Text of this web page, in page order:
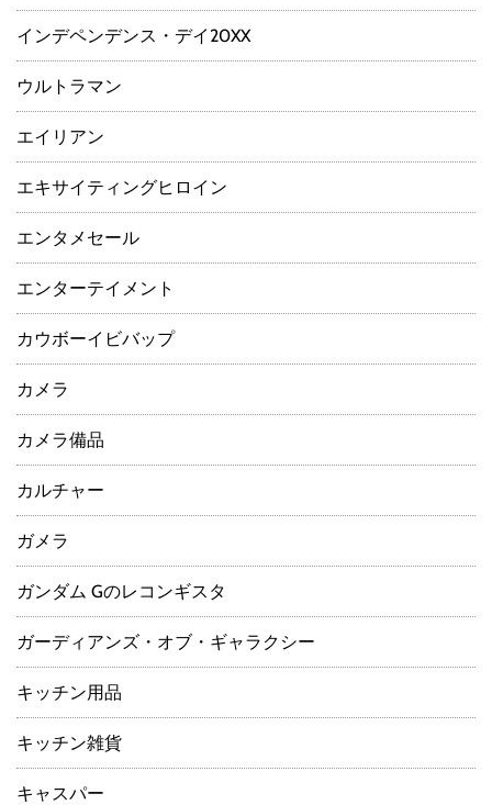
インデペンデンス・デイ20XX
ウルトラマン
エイリアン
エキサイティングヒロイン
エンタメセール
エンターテイメント
カウボーイビバップ
カメラ
カメラ備品
カルチャー
ガメラ
ガンダム Gのレコンギスタ
ガーディアンズ・オブ・ギャラクシー
キッチン用品
キッチン雑貨
キャスパー